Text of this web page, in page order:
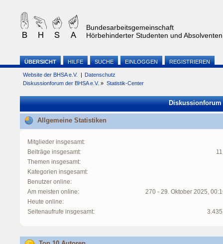
Bundesarbeitsgemeinschaft
Hörbehinderter Studenten und
ÜBERSICHT HILFE SUCHE EINLOGGEN REGISTRIEREN
Website der BHSA e.V. | Datenschutz
Diskussionforum der BHSA e.V. » Statistik-Center
Diskussionforum
Allgemeine Statistiken
Mitglieder insgesamt:
Beiträge insgesamt:
Themen insgesamt:
Kategorien insgesamt:
Benutzer online:
Am meisten online:
270 - 29. Oktober 2025,
Heute online:
Seitenaufrufe insgesamt: